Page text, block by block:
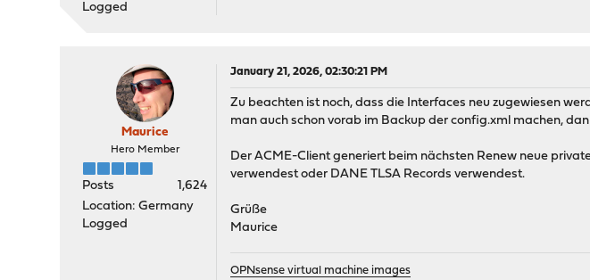
Logged
Maurice
Hero Member
Posts
1,624
Location: Germany
Logged
January 21, 2026, 02:30:21 PM
Zu beachten ist noch, dass die Interfaces neu zugewiesen
man auch schon vorab im Backup der config.xml machen,
Der ACME-Client generiert beim nächsten Renew neue
verwendest oder DANE TLSA Records verwendest.
Grüße
Maurice
OPNsense virtual machine images